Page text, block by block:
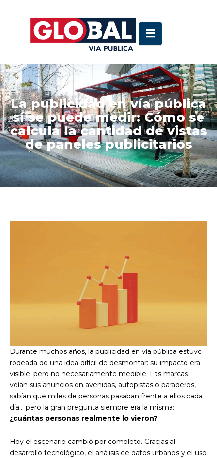
La publicidad en vía pública
sí se puede medir: Cómo se
calcula la cantidad de vistas
de paneles publicitarios
Durante muchos años, la publicidad en vía pública estuvo
rodeada de una idea difícil de desmontar: su impacto era
visible, pero no necesariamente medible. Las marcas
veían sus anuncios en avenidas, autopistas o paraderos,
sabían que miles de personas pasaban frente a ellos cada
día… pero la gran pregunta siempre era la misma:
¿cuántas personas realmente lo vieron?
Hoy el escenario cambió por completo. Gracias al
desarrollo tecnológico, el análisis de datos urbanos y el uso